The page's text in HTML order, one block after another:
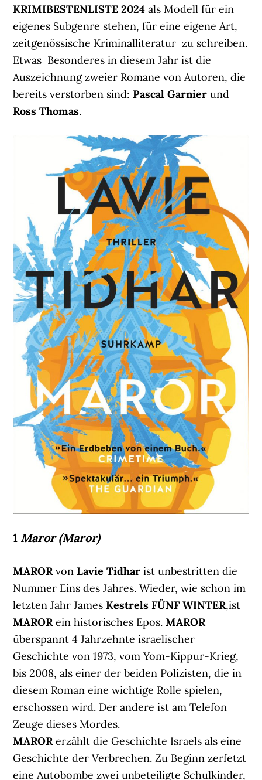
KRIMIBESTENLISTE 2024 als Modell für ein
eigenes Subgenre stehen, für eine eigene Art,
zeitgenössische Kriminalliteratur zu schreiben.
Etwas Besonderes in diesem Jahr ist die
Auszeichnung zweier Romane von Autoren, die
bereits verstorben sind:Pascal Garnier und
Ross Thomas.
1 Maror (Maror)
MARORvonLavie Tidharist unbestritten die
Nummer Eins des Jahres. Wieder, wie schon im
letzten Jahr JamesKestrels FÜNF WINTER,ist
MARORein historisches Epos.MAROR
überspannt 4 Jahrzehnte israelischer
Geschichte von 1973, vom Yom-Kippur-Krieg,
bis 2008, als einer der beiden Polizisten, die in
diesem Roman eine wichtige Rolle spielen,
erschossen wird. Der andere ist am Telefon
Zeuge dieses Mordes.
MARORerzählt die Geschichte Israels als eine
Geschichte der Verbrechen. Zu Beginn zerfetzt
eine Autobombe zwei unbeteiligte Schulkinder,